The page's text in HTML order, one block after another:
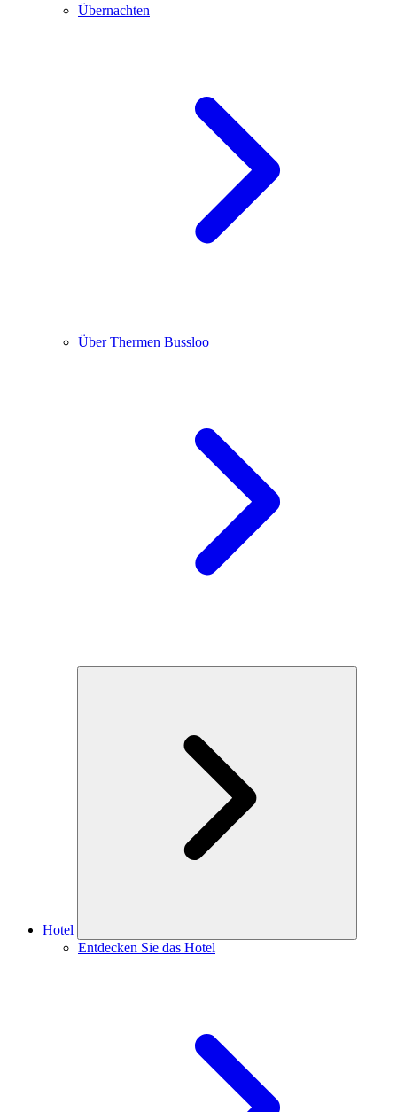
Übernachten
Über Thermen Bussloo
Hotel
Entdecken Sie das Hotel